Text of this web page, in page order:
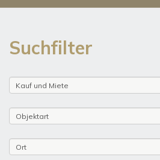
Suchfilter